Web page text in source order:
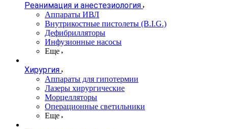
Реанимация и анестезиология
Аппараты ИВЛ
Внутрикостные пистолеты (B.I.G.)
Дефибрилляторы
Инфузионные насосы
Еще
Хирургия
Аппараты для гипотермии
Лазеры хирургические
Морцелляторы
Операционные светильники
Еще